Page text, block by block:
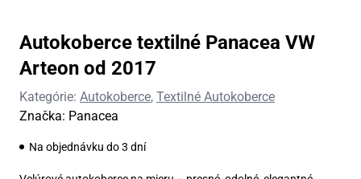
Autokoberce textilné Panacea VW
Arteon od 2017
Kategórie: Autokoberce, Textilné Autokoberce
Značka: Panacea
Na objednávku do 3 dní